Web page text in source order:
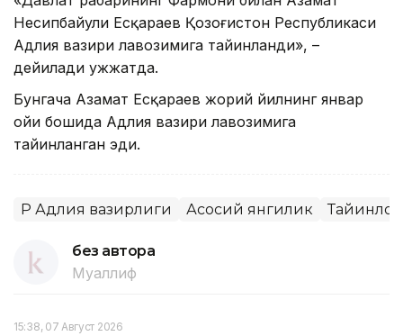
Несипбайули Есқараев Қозоғистон Республикаси
Адлия вазири лавозимига тайинланди», –
дейилади ҳужжатда.
Бунгача Азамат Есқараев жорий йилнинг январ
ойи бошида Адлия вазири лавозимига
тайинланган эди.
ҚР Адлия вазирлиги Асосий янгилик Тайинлов
без автора
Муаллиф
15:38, 07 Август 2026